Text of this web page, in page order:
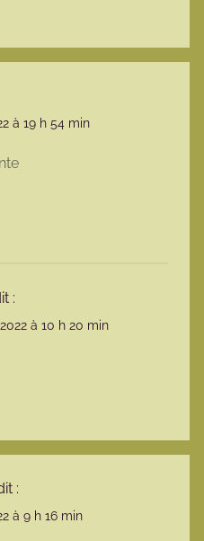
à 19 h 54 min
:
à 10 h 20 min
:
à 9 h 16 min